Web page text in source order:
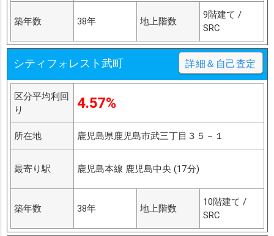
築年数 38年 地上階数
9階建て /
SRC
シティフォレスト武町 詳細＆自己査定
区分平均利回
り
4.57%
所在地 鹿児島県鹿児島市武三丁目３５－１
最寄り駅 鹿児島本線 鹿児島中央 (17分)
築年数 38年 地上階数
10階建て /
SRC